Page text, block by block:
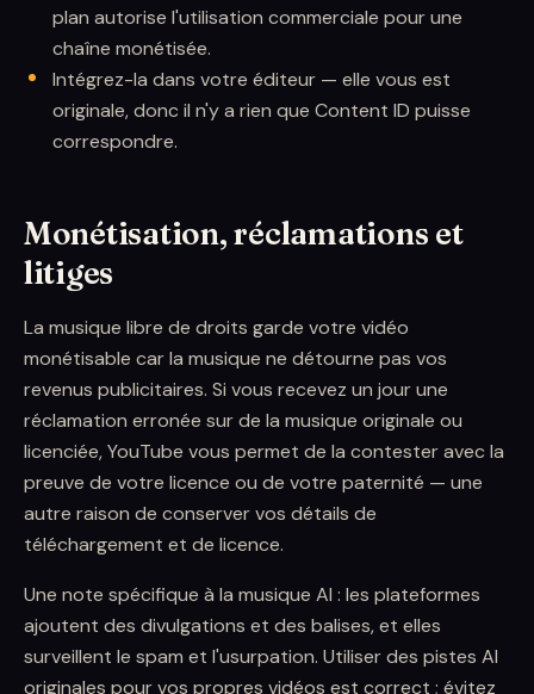
plan autorise l'utilisation commerciale pour une
chaîne monétisée.
Intégrez-la dans votre éditeur — elle vous est
originale, donc il n'y a rien que Content ID puisse
correspondre.
Monétisation, réclamations et
litiges
La musique libre de droits garde votre vidéo
monétisable car la musique ne détourne pas vos
revenus publicitaires. Si vous recevez un jour une
réclamation erronée sur de la musique originale ou
licenciée, YouTube vous permet de la contester avec la
preuve de votre licence ou de votre paternité — une
autre raison de conserver vos détails de
téléchargement et de licence.
Une note spécifique à la musique AI : les plateformes
ajoutent des divulgations et des balises, et elles
surveillent le spam et l'usurpation. Utiliser des pistes AI
originales pour vos propres vidéos est correct ; évitez